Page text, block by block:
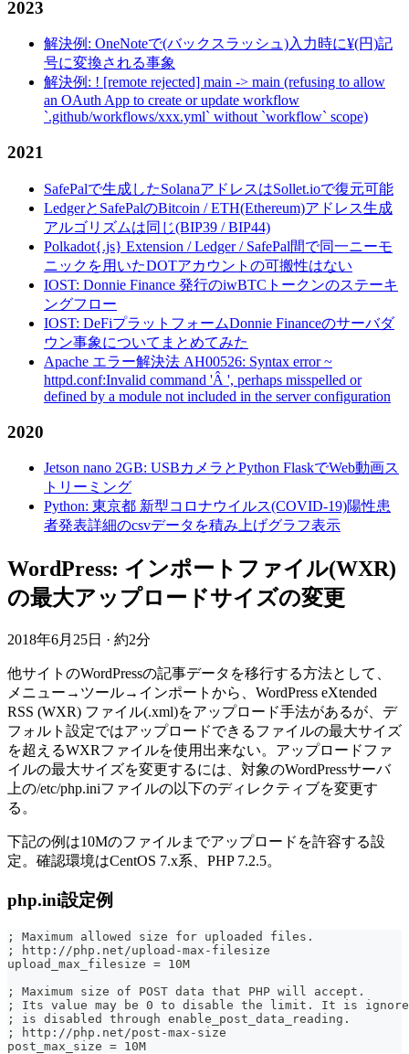
2023
解決例: OneNoteで(バックスラッシュ)入力時に¥(円)記
号に変換される事象
解決例: ! [remote rejected] main -> main (refusing to allow
an OAuth App to create or update workflow
`.github/workflows/xxx.yml` without `workflow` scope)
2021
SafePalで生成したSolanaアドレスはSollet.ioで復元可能
LedgerとSafePalのBitcoin / ETH(Ethereum)アドレス生成
アルゴリズムは同じ(BIP39 / BIP44)
Polkadot{.js} Extension / Ledger / SafePal間で同一ニーモ
ニックを用いたDOTアカウントの可搬性はない
IOST: Donnie Finance 発行のiwBTCトークンのステーキ
ングフロー
IOST: DeFiプラットフォームDonnie Financeのサーバダ
ウン事象についてまとめてみた
Apache エラー解決法 AH00526: Syntax error ~
httpd.conf:Invalid command 'Â ', perhaps misspelled or
defined by a module not included in the server configuration
2020
Jetson nano 2GB: USBカメラとPython FlaskでWeb動画ス
トリーミング
Python: 東京都 新型コロナウイルス(COVID-19)陽性患
者発表詳細のcsvデータを積み上げグラフ表示
WordPress: インポートファイル(WXR)
の最大アップロードサイズの変更
2018年6月25日 · 約2分
他サイトのWordPressの記事データを移行する方法として、
メニュー→ツール→インポートから、WordPress eXtended
RSS (WXR) ファイル(.xml)をアップロード手法があるが、デ
フォルト設定ではアップロードできるファイルの最大サイズ
を超えるWXRファイルを使用出来ない。アップロードファ
イルの最大サイズを変更するには、対象のWordPressサーバ
上の/etc/php.iniファイルの以下のディレクティブを変更す
る。
下記の例は10Mのファイルまでアップロードを許容する設
定。確認環境はCentOS 7.x系、PHP 7.2.5。
php.ini設定例
; Maximum allowed size for uploaded files.
; http://php.net/upload-max-filesize
upload_max_filesize = 10M
; Maximum size of POST data that PHP will accept.
; Its value may be 0 to disable the limit. It is
; is disabled through enable_post_data_reading.
; http://php.net/post-max-size
post_max_size = 10M